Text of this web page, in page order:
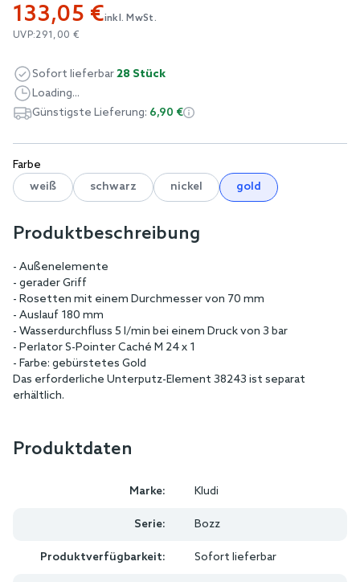
the
images
133,05 €inkl. MwSt.
UVP:291,00 €
Farbe
weiß
schwarz nickel gold
Sofort lieferbar28 Stück
Loading...
Günstigste Lieferung: 6,90 €
Produktbeschreibung
- Außenelemente
- gerader Griff
- Rosetten mit einem Durchmesser von 70 mm
- Auslauf 180 mm
- Wasserdurchfluss 5 l/min bei einem Druck von 3 bar
- Perlator S-Pointer Caché M 24 x 1
- Farbe: gebürstetes Gold
Das erforderliche Unterputz-Element 38243 ist separat
erhältlich.
Produktdaten
Marke: Kludi
Serie: Bozz
Produktverfügbarkeit: Sofort lieferbar